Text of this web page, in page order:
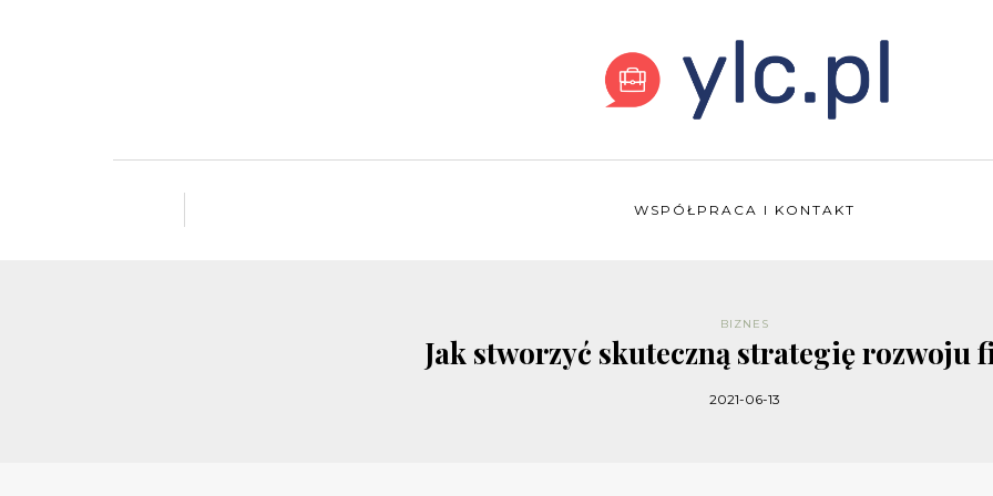
WSPÓŁPRACA I KONTAKT
BIZNES
Jak stworzyć skuteczną strategię rozwoju
2021-06-13